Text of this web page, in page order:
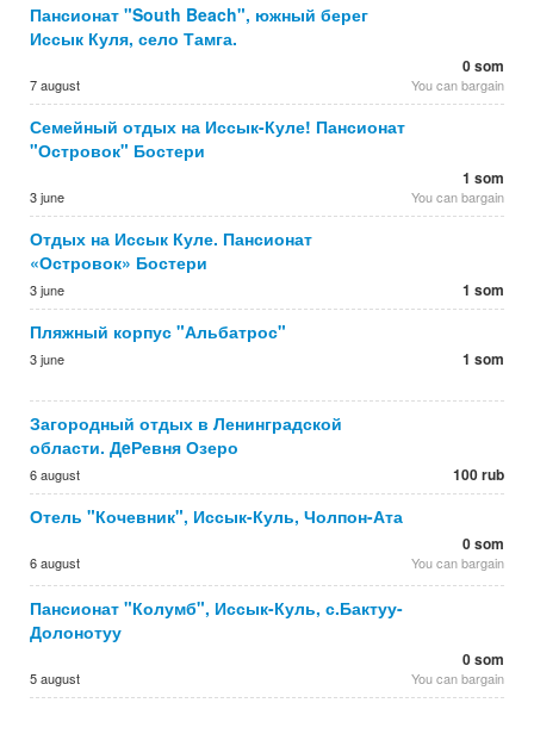
Пансионат "South Beach", южный берег
Иссык Куля, село Тамга.
7 august
0 som
You can bargain
Семейный отдых на Иссык-Куле! Пансионат
"Островок" Бостери
3 june
1 som
You can bargain
Отдых на Иссык Куле. Пансионат
«Островок» Бостери
3 june 1 som
Пляжный корпус "Альбатрос"
3 june 1 som
Загородный отдых в Ленинградской
области. ДeРевня Озеро
6 august 100 rub
Отель "Кочевник", Иссык-Куль, Чолпон-Ата
6 august
0 som
You can bargain
Пансионат "Колумб", Иссык-Куль, с.Бактуу-
Долонотуу
5 august
0 som
You can bargain